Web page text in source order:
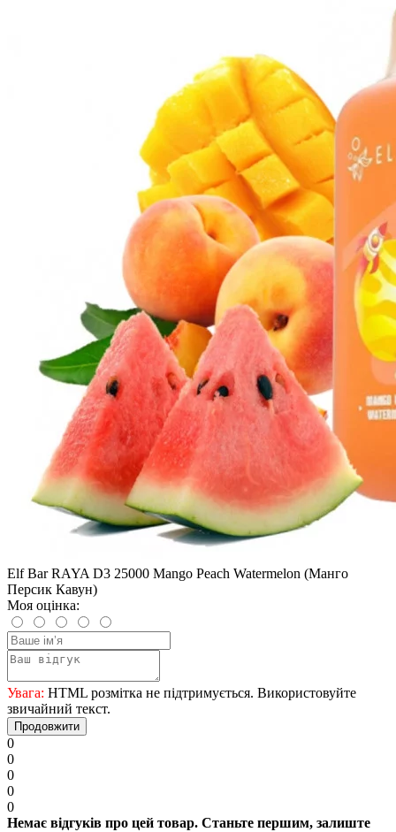
Elf Bar RAYA D3 25000 Mango Peach Watermelon (Манго
Персик Кавун)
Моя оцінка:
Увага: HTML розмітка не підтримується. Використовуйте
звичайний текст.
Продовжити
0
0
0
0
0
Немає відгуків про цей товар. Станьте першим, залиште